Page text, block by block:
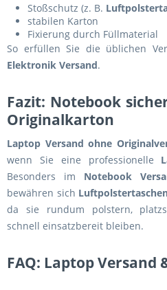
Stoßschutz (z. B.
stabilen Karton
Fixierung durch Füllmaterial
So erfüllen Sie die üblichen
Elektronik Versand.
Fazit: Notebook
Originalkarton
Laptop Versand ohne
wenn Sie eine professionelle
Besonders im Notebook
bewähren sich
da sie rundum polstern,
schnell einsatzbereit bleiben.
FAQ: Laptop Versand